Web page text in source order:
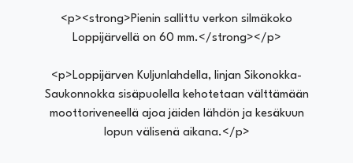
<p><strong>Pienin sallittu verkon silmäkoko
Loppijärvellä on 60 mm.</strong></p>
<p>Loppijärven Kuljunlahdella, linjan Sikonokka-
Saukonnokka sisäpuolella kehotetaan välttämään
moottoriveneellä ajoa jäiden lähdön ja kesäkuun
lopun välisenä aikana.</p>